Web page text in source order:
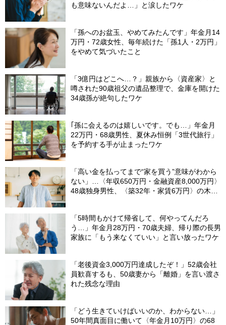
も意味ないんだよ…」と涙したワケ
「孫へのお盆玉、やめてみたんです」年金月14
万円・72歳女性、毎年続けた「孫1人・2万円」
をやめて気づいたこと
「3億円はどこへ…？」親族から〈資産家〉と
噂された90歳祖父の遺品整理で、金庫を開けた
34歳孫が絶句したワケ
｢孫に会えるのは嬉しいです。でも…」年金月
22万円・68歳男性、夏休み恒例「3世代旅行」
を予約する手が止まったワケ
「高い金を払ってまで“家を買う”意味がわから
ない」…〈年収650万円・金融資産8,000万円〉
48歳独身男性、〈築32年・家賃6万円〉の木造
「5時間もかけて帰省して、何やってんだろ
う…」年金月28万円・70歳夫婦、帰り際の長男
家族に「もう来なくていい」と言い放ったワケ
「老後資金3,000万円達成したぞ！」52歳会社
員歓喜するも、50歳妻から「離婚」を言い渡さ
れた残念な理由
「どう生きていけばいいのか、わからない…」
50年間真面目に働いて〈年金月10万円〉の68